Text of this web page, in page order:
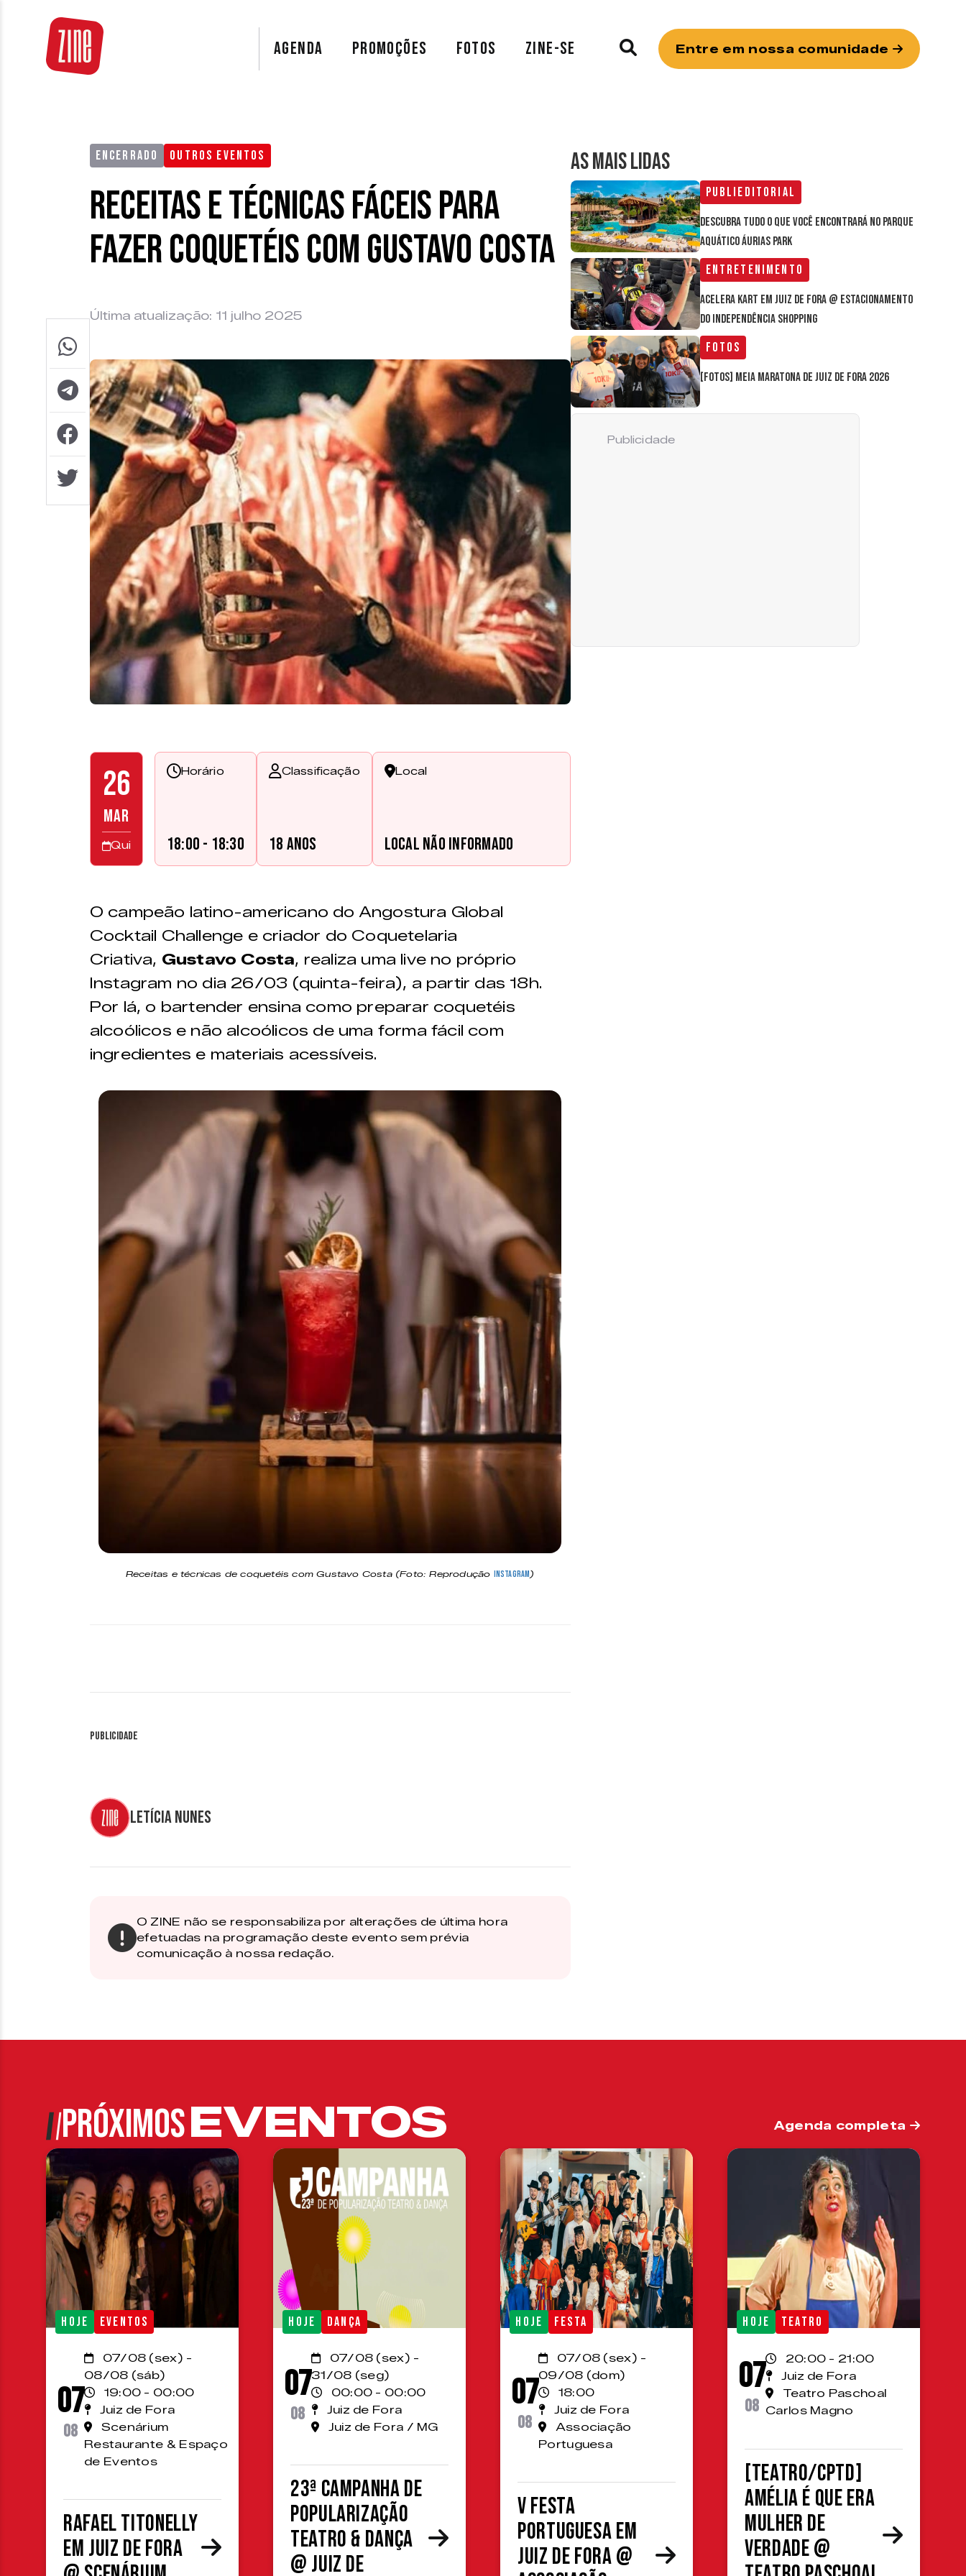
AGENDA PROMOÇÕES FOTOS ZINE-SE Entre em nossa comunidade
ENCERRADO OUTROS EVENTOS
Receitas e técnicas fáceis para
fazer coquetéis com Gustavo Costa
Última atualização: 11 julho 2025
26
MAR
Qui
Horário
18:00 - 18:30
Classificação
18 anos
Local
Local não informado
O campeão latino-americano do Angostura Global
Cocktail Challenge e criador do Coquetelaria
Criativa, Gustavo Costa, realiza uma live no próprio
Instagram no dia 26/03 (quinta-feira), a partir das 18h.
Por lá, o bartender ensina como preparar coquetéis
alcoólicos e não alcoólicos de uma forma fácil com
ingredientes e materiais acessíveis.
Receitas e técnicas de coquetéis com Gustavo Costa (Foto: Reprodução Instagram)
Publicidade
Letícia Nunes
O ZINE não se responsabiliza por alterações de última hora
efetuadas na programação deste evento sem prévia
comunicação à nossa redação.
AS MAIS LIDAS
Publieditorial
Descubra tudo o que você encontrará no parque
aquático Áurias Park
Entretenimento
Acelera Kart em Juiz de Fora @ estacionamento
do Independência Shopping
Fotos
[FOTOS] Meia Maratona de Juiz de Fora 2026
Publicidade
PRÓXIMOSEVENTOS Agenda completa
HOJE EVENTOS
07
08
07/08 (sex) -
08/08 (sáb)
19:00 - 00:00
Juiz de Fora
Scenárium
Restaurante & Espaço
de Eventos
Rafael Titonelly
em Juiz de Fora
HOJE DANÇA
07
08
07/08 (sex) -
31/08 (seg)
00:00 - 00:00
Juiz de Fora
Juiz de Fora / MG
23ª Campanha de
Popularização
Teatro & Dança
@ Juiz de
HOJE FESTA
07
08
07/08 (sex) -
09/08 (dom)
18:00
Juiz de Fora
Associação
Portuguesa
V Festa
Portuguesa em
Juiz de Fora @
HOJE TEATRO
07
08
20:00 - 21:00
Juiz de Fora
Teatro Paschoal
Carlos Magno
[TEATRO/CPTD]
Amélia é que era
mulher de
verdade @